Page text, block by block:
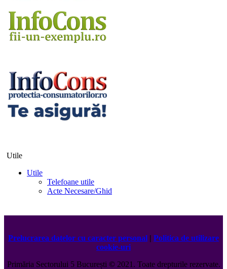
Utile
Utile
Telefoane utile
Acte Necesare/Ghid
Prelucrarea datelor cu caracter personal | Politica de utilizare
cookie-uri
Primăria Sectorului 5 București ©️2021. Toate drepturile rezervate.